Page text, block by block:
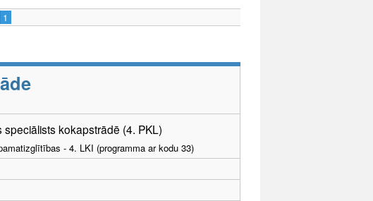
1
speciālists kokapstrādē (4. PKL)
- 4. LKI (programma ar kodu 33)